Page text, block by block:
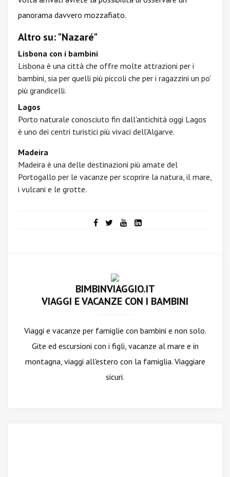
panorama davvero mozzafiato.
Altro su: "Nazaré"
Lisbona con i bambini
Lisbona è una città che offre molte attrazioni per i
bambini, sia per quelli più piccoli che per i ragazzini un po'
più grandicelli.
Lagos
Porto naturale conosciuto fin dall'antichità oggi Lagos
è uno dei centri turistici più vivaci dell'Algarve.
Madeira
Madeira è una delle destinazioni più amate del
Portogallo per le vacanze per scoprire la natura, il mare,
i vulcani e le grotte.
BIMBINVIAGGIO.IT
VIAGGI E VACANZE CON I BAMBINI
Viaggi e vacanze per famiglie con bambini e non solo.
Gite ed escursioni con i figli, vacanze al mare e in
montagna, viaggi all'estero con la famiglia. Viaggiare
sicuri.